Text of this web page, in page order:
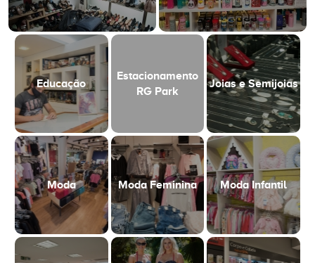
Educação
Estacionamento
RG Park
Joias e Semijoias
Moda Moda Feminina Moda Infantil